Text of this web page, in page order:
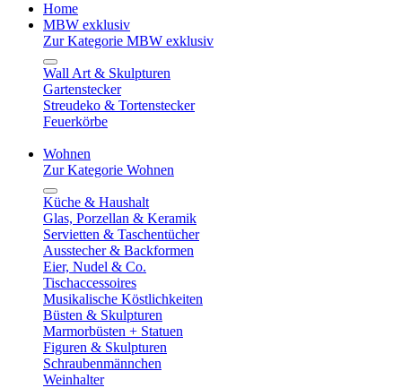
Home
MBW exklusiv
Zur Kategorie MBW exklusiv
Wall Art & Skulpturen
Gartenstecker
Streudeko & Tortenstecker
Feuerkörbe
Wohnen
Zur Kategorie Wohnen
Küche & Haushalt
Glas, Porzellan & Keramik
Servietten & Taschentücher
Ausstecher & Backformen
Eier, Nudel & Co.
Tischaccessoires
Musikalische Köstlichkeiten
Büsten & Skulpturen
Marmorbüsten + Statuen
Figuren & Skulpturen
Schraubenmännchen
Weinhalter